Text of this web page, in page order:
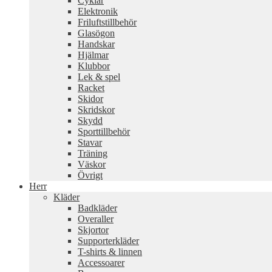
Elektronik
Friluftstillbehör
Glasögon
Handskar
Hjälmar
Klubbor
Lek & spel
Racket
Skidor
Skridskor
Skydd
Sporttillbehör
Stavar
Träning
Väskor
Övrigt
Herr
Kläder
Badkläder
Overaller
Skjortor
Supporterkläder
T-shirts & linnen
Accessoarer